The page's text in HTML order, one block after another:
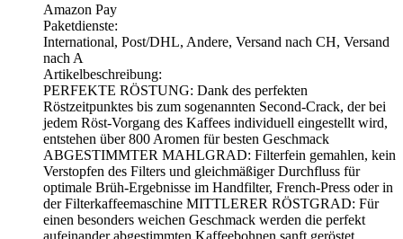
Amazon Pay
Paketdienste:
International, Post/DHL, Andere, Versand nach CH, Versand
nach A
Artikelbeschreibung:
PERFEKTE RÖSTUNG: Dank des perfekten
Röstzeitpunktes bis zum sogenannten Second-Crack, der bei
jedem Röst-Vorgang des Kaffees individuell eingestellt wird,
entstehen über 800 Aromen für besten Geschmack
ABGESTIMMTER MAHLGRAD: Filterfein gemahlen, kein
Verstopfen des Filters und gleichmäßiger Durchfluss für
optimale Brüh-Ergebnisse im Handfilter, French-Press oder in
der Filterkaffeemaschine MITTLERER RÖSTGRAD: Für
einen besonders weichen Geschmack werden die perfekt
aufeinander abgestimmten Kaffeebohnen sanft geröstet